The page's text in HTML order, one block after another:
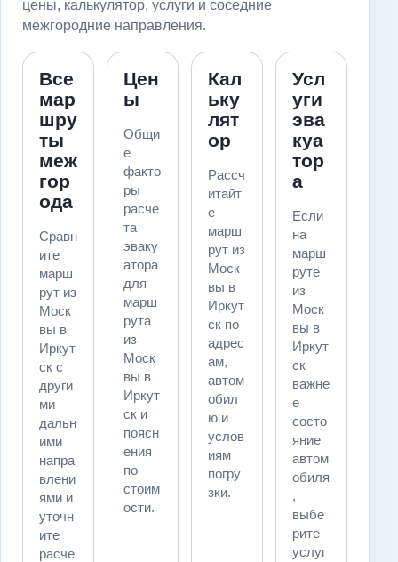
цены, калькулятор, услуги и соседние
межгородние направления.
Все
мар
шру
ты
меж
гор
ода
Сравн
ите
марш
рут из
Моск
вы в
Иркут
ск с
други
ми
дальн
ими
напра
влени
ями и
уточн
ите
расче
Цен
ы
Общи
е
факто
ры
расче
та
эваку
атора
для
марш
рута
из
Моск
вы в
Иркут
ск и
поясн
ения
по
стоим
ости.
Кал
ьку
лят
ор
Рассч
итайт
е
марш
рут из
Моск
вы в
Иркут
ск по
адрес
ам,
автом
обил
ю и
услов
иям
погру
зки.
Усл
уги
эва
куа
тор
а
Если
на
марш
руте
из
Моск
вы в
Иркут
ск
важне
е
состо
яние
автом
обиля
,
выбе
рите
услуг